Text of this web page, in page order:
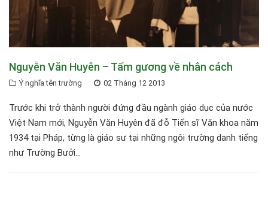
Nguyễn Văn Huyên – Tấm gương về nhân cách
Ý nghĩa tên trường 02 Tháng 12 2013
Trước khi trở thành người đứng đầu ngành giáo dục của nước
Việt Nam mới, Nguyễn Văn Huyên đã đỗ Tiến sĩ Văn khoa năm
1934 tại Pháp, từng là giáo sư tại những ngôi trường danh tiếng
như Trường Bưởi...